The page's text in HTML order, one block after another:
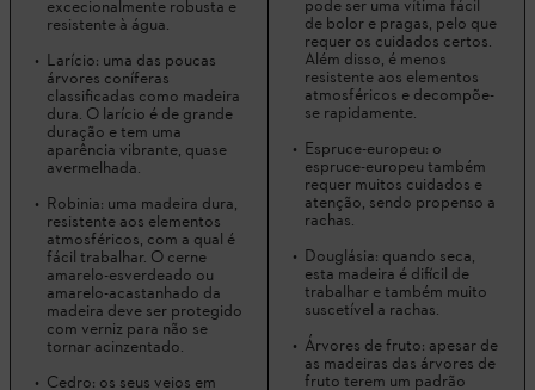
excecionalmente robusta e
resistente à água.
Larício: uma das poucas
árvores coníferas
classificadas como madeira
dura. O larício é de grande
duração e tem uma
aparência vibrante, quase
avermelhada.
Robinia: uma madeira dura,
resistente aos elementos
atmosféricos, com a qual é
fácil trabalhar. O cerne
amarelo-esverdeado ou
amarelo-acastanhado da
madeira deve ser protegido
com verniz para não se
tornar acinzentado.
Cedro: os seus veios em
pode ser uma vítima fácil
de bolor e pragas, pelo que
requer os cuidados certos.
Além disso, é menos
resistente aos elementos
atmosféricos e decompõe-
se rapidamente.
Espruce-europeu: o
espruce-europeu também
requer muitos cuidados e
atenção, sendo propenso a
rachas.
Douglásia: quando seca,
esta madeira é difícil de
trabalhar e também muito
suscetível a rachas.
Árvores de fruto: apesar de
as madeiras das árvores de
fruto terem um padrão